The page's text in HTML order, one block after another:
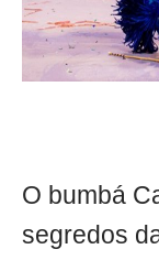
O bumbá
segredos